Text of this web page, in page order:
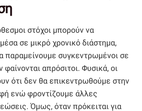
στόχοι μπορούν να
σε μικρό χρονικό διάστημα,
παραμείνουμε συγκεντρωμένοι σε
φαίνονται απρόσιτοι. Φυσικά, οι
ότι δεν θα επικεντρωθούμε στην
ενώ φροντίζουμε άλλες
Όμως, όταν πρόκειται για